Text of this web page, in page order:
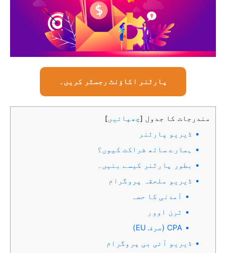
پارٹنر اکاؤنٹ رجسٹر کریں۔
مندرجات کا جدول [چھپائیں]
ڈیریو پارٹنر
ہمارے ساتھ شراکت کیوں؟
بطور پارٹنر کیسے بنیں۔
ڈیریو ملحقہ پروگرام
آمدنی کا حصہ
ٹرن اوور
CPA (صرف EU)
ڈیریو آئی بی پروگرام